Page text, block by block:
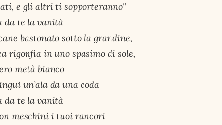
e gli altri ti sopporteranno"
da te la vanità
bastonato sotto la grandine,
rigonfia in uno spasimo di sole,
metà bianco
un’ala da una coda
da te la vanità
meschini i tuoi rancori